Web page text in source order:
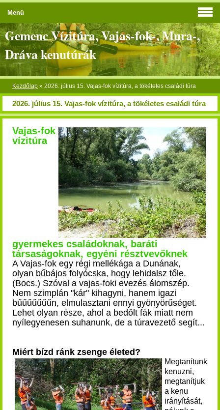
Gemenc Vízitúra, Vajas-fok-, Mura-,
Dráva kenutúrák
Kezdőlap » 2026. július 15. Vajas-fok vízitúra, a tökéletes családi túra
2026. július 15. Vajas-fok vízitúra, a tökéletes családi túra
Vajas-fok
vízitúra
gyermekes családoknak, baráti
társaságoknak, egyéni résztvevőknek
A Vajas-fok egy régi mellékága a Dunának,
olyan bűbájos folyócska, hogy lehidalsz tőle.
(Bocs.) Szóval a vajas-foki evezés álomszép.
Nem szimplán "kár" kihagyni, hanem igazi
bűűűűűűűn, elmulasztani ennyi gyönyörűséget.
Lehet olyan része, ahol a bedőlt fák miatt nem
nyílegyenesen suhanunk, de a túravezető segít...
Miért bízd ránk zsenge életed?
Megtanítunk
kenuzni,
megtanítjuk
a kenu
irányítását,
Menü